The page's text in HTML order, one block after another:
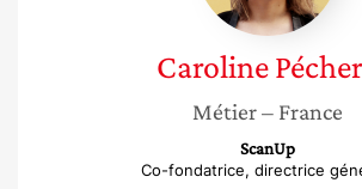
Caroline
Métier– France
ScanUp
Co-fondatrice, directrice